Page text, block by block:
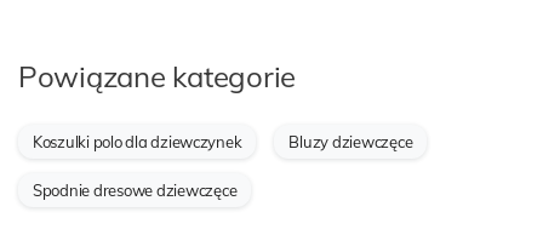
Powiązane kategorie
Koszulki polo dla dziewczynek Bluzy dziewczęce
Spodnie dresowe dziewczęce